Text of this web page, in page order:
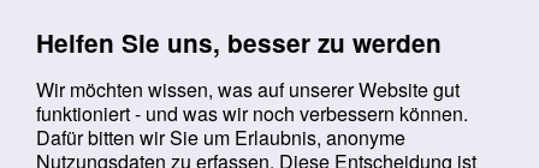
Helfen Sie uns, besser zu werden
Wir möchten wissen, was auf unserer Website gut
funktioniert - und was wir noch verbessern können.
Dafür bitten wir Sie um Erlaubnis, anonyme
Nutzungsdaten zu erfassen. Diese Entscheidung ist
Suchbegriff: